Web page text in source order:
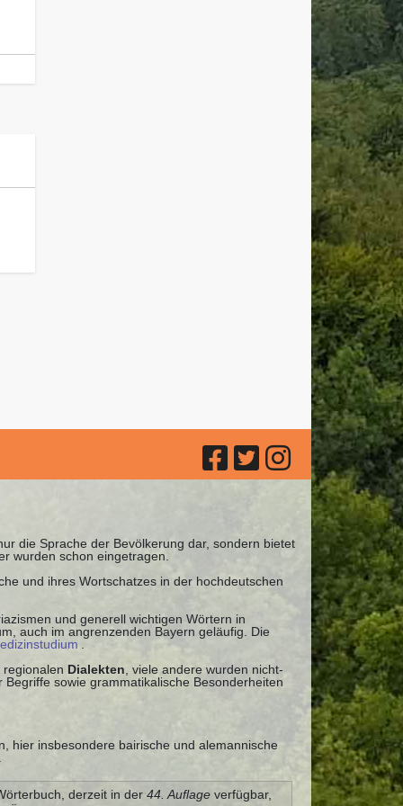
die Sprache der Bevölkerung dar, sondern bietet
wurden schon eingetragen.
und ihres Wortschatzes in der hochdeutschen
und generell wichtigen Wörtern in
auch im angrenzenden Bayern geläufig. Die
Dialekten , viele andere wurden nicht-
sowie grammatikalische Besonderheiten
hier insbesondere bairische und alemannische
derzeit in der 44. Auflageverfügbar,